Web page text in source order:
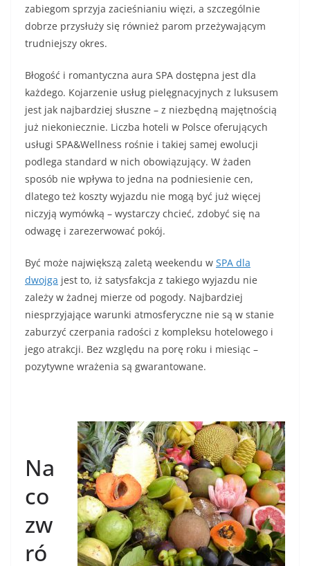
zabiegom sprzyja zacieśnianiu więzi, a szczególnie
dobrze przysłuży się również parom przeżywającym
trudniejszy okres.
Błogość i romantyczna aura SPA dostępna jest dla
każdego. Kojarzenie usług pielęgnacyjnych z luksusem
jest jak najbardziej słuszne – z niezbędną majętnością
już niekoniecznie. Liczba hoteli w Polsce oferujących
usługi SPA&Wellness rośnie i takiej samej ewolucji
podlega standard w nich obowiązujący. W żaden
sposób nie wpływa to jedna na podniesienie cen,
dlatego też koszty wyjazdu nie mogą być już więcej
niczyją wymówką – wystarczy chcieć, zdobyć się na
odwagę i zarezerwować pokój.
Być może największą zaletą weekendu w SPA dla
dwojga jest to, iż satysfakcja z takiego wyjazdu nie
zależy w żadnej mierze od pogody. Najbardziej
niesprzyjające warunki atmosferyczne nie są w stanie
zaburzyć czerpania radości z kompleksu hotelowego i
jego atrakcji. Bez względu na porę roku i miesiąc –
pozytywne wrażenia są gwarantowane.
Na
co
zw
ró